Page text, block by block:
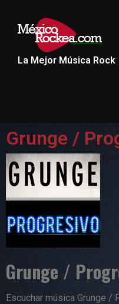
La Mejor Música Rock
Grunge /
Grunge /
Escuchar música Grunge